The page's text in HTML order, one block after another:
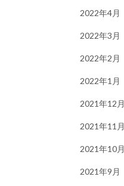
2022年4月
2022年3月
2022年2月
2022年1月
2021年12月
2021年11月
2021年10月
2021年9月